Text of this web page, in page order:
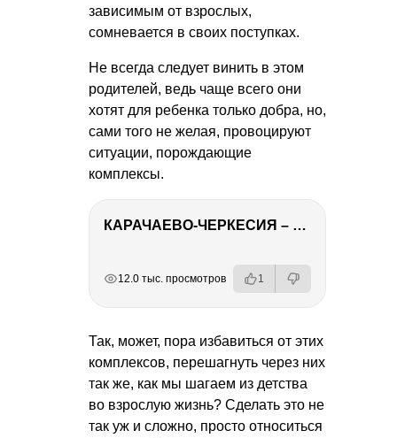
зависимым от взрослых,
сомневается в своих поступках.
Не всегда следует винить в этом
родителей, ведь чаще всего они
хотят для ребенка только добра, но,
сами того не желая, провоцируют
ситуации, порождающие
комплексы.
КАРАЧАЕВО-ЧЕРКЕСИЯ – ПУТЕШЕСТВИЕ НА КАВКАЗ часть 2
12.0 тыс. просмотров 1
Так, может, пора избавиться от этих
комплексов, перешагнуть через них
так же, как мы шагаем из детства
во взрослую жизнь? Сделать это не
так уж и сложно, просто относиться